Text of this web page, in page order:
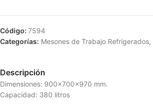
Código: 7594
Categorías: Mesones de Trabajo Refrigerados,
Descripción
Dimensiones: 900x700x970 mm.
Capacidad: 380 litros